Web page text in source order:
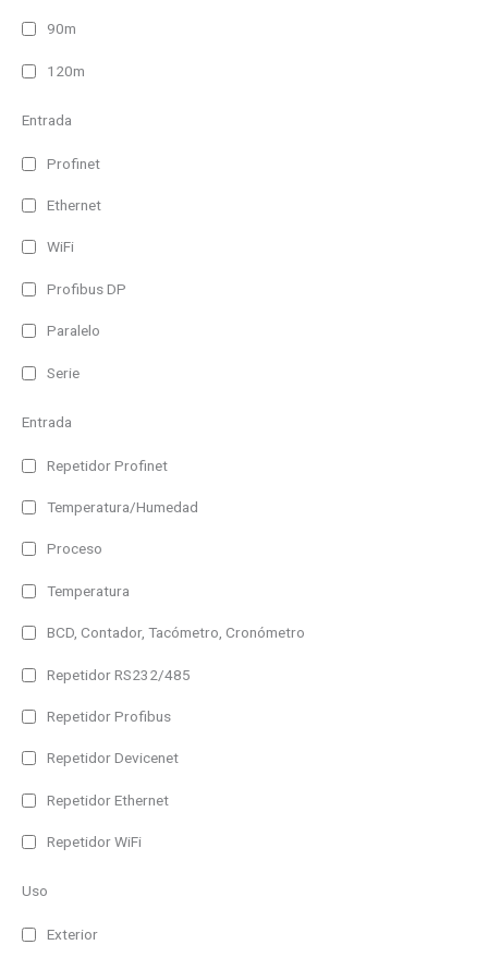
90m
120m
Entrada
Profinet
Ethernet
WiFi
Profibus DP
Paralelo
Serie
Entrada
Repetidor Profinet
Temperatura/Humedad
Proceso
Temperatura
BCD, Contador, Tacómetro, Cronómetro
Repetidor RS232/485
Repetidor Profibus
Repetidor Devicenet
Repetidor Ethernet
Repetidor WiFi
Uso
Exterior